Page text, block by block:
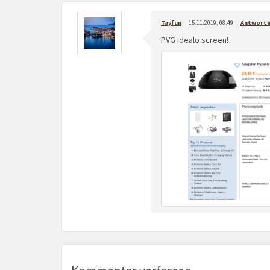
Tayfun 15.11.2019, 08:49
PVG idealo screen!